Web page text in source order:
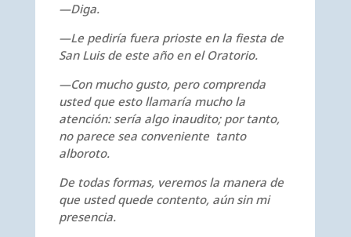
—Diga.
—Le pediría fuera prioste en la fiesta de
San Luis de este año en el Oratorio.
—Con mucho gusto, pero comprenda
usted que esto llamaría mucho la
atención: sería algo inaudito; por tanto,
no parece sea conveniente tanto
alboroto.
De todas formas, veremos la manera de
que usted quede contento, aún sin mi
presencia.